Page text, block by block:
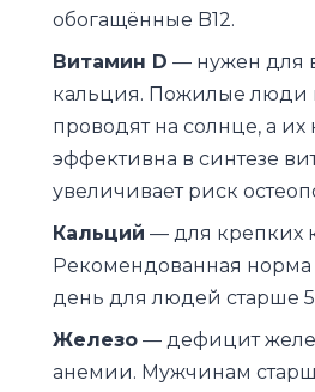
обогащённые B12.
Витамин D — нужен для
кальция. Пожилые
проводят на солнце, а
эффективна в синтезе
увеличивает риск
Кальций — для крепких
Рекомендованная норма
день для людей старше
Железо — дефицит
анемии. Мужчинам